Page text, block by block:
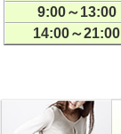
9:00～13:00
14:00～21:00